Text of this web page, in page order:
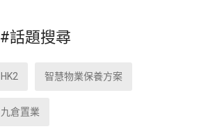
#話題搜尋
HK2 智慧物業保養方案
九倉置業